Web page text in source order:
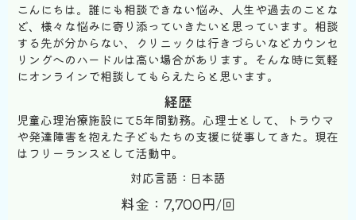
こんにちは。誰にも相談できない悩み、人生や過去のことな
ど、様々な悩みに寄り添っていきたいと思っています。相談
する先が分からない、クリニックは行きづらいなどカウンセ
リングへのハードルは高い場合があります。そんな時に気軽
にオンラインで相談してもらえたらと思います。
経歴
児童心理治療施設にて5年間勤務。心理士として、トラウマ
や発達障害を抱えた子どもたちの支援に従事してきた。現在
はフリーランスとして活動中。
対応言語：日本語
料金：7,700円/回